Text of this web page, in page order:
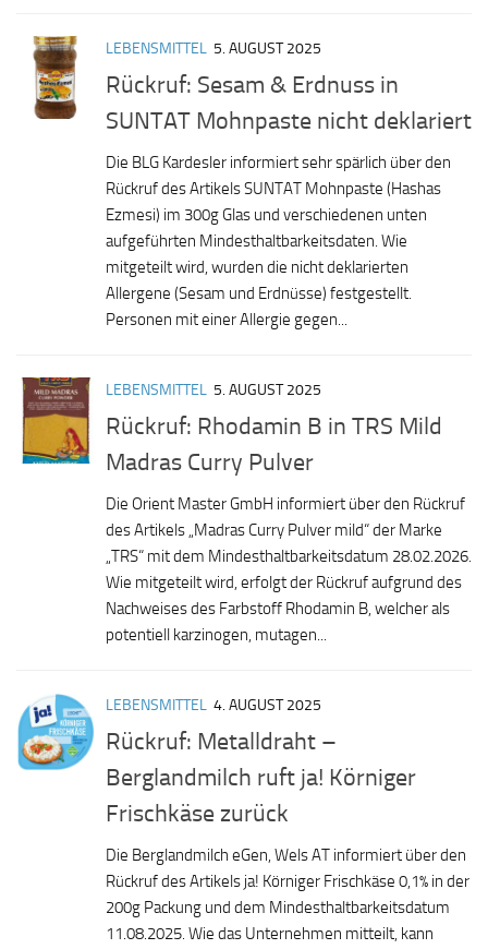
LEBENSMITTEL 5. AUGUST 2025
Rückruf: Sesam & Erdnuss in
SUNTAT Mohnpaste nicht deklariert
Die BLG Kardesler informiert sehr spärlich über den
Rückruf des Artikels SUNTAT Mohnpaste (Hashas
Ezmesi) im 300g Glas und verschiedenen unten
aufgeführten Mindesthaltbarkeitsdaten. Wie
mitgeteilt wird, wurden die nicht deklarierten
Allergene (Sesam und Erdnüsse) festgestellt.
Personen mit einer Allergie gegen...
LEBENSMITTEL 5. AUGUST 2025
Rückruf: Rhodamin B in TRS Mild
Madras Curry Pulver
Die Orient Master GmbH informiert über den Rückruf
des Artikels „Madras Curry Pulver mild“ der Marke
„TRS“ mit dem Mindesthaltbarkeitsdatum 28.02.2026.
Wie mitgeteilt wird, erfolgt der Rückruf aufgrund des
Nachweises des Farbstoff Rhodamin B, welcher als
potentiell karzinogen, mutagen...
LEBENSMITTEL 4. AUGUST 2025
Rückruf: Metalldraht –
Berglandmilch ruft ja! Körniger
Frischkäse zurück
Die Berglandmilch eGen, Wels AT informiert über den
Rückruf des Artikels ja! Körniger Frischkäse 0,1% in der
200g Packung und dem Mindesthaltbarkeitsdatum
11.08.2025. Wie das Unternehmen mitteilt, kann